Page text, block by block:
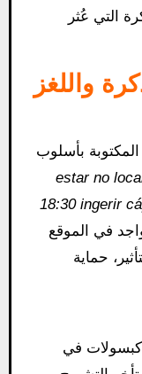
التي عُثر
واللغز
المكتوبة بأسلوب
16:30 estar no
18:30 ingerir
التواجد في الموقع
التأثير، حماية
كبسولات في